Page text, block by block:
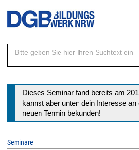
Direkt
Inhalt
Statusmeldung
Dieses Seminar fand bereits am
kannst aber unten dein Interesse an
neuen Termin bekunden!
Seminare